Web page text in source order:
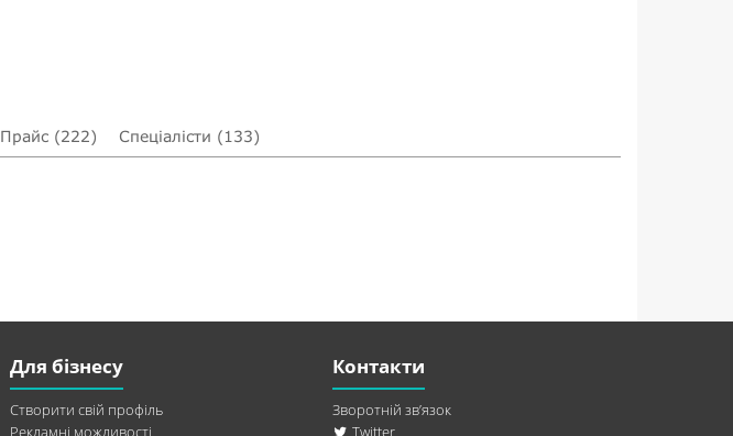
Прайс (222) Спеціалісти (133)
Для бізнесу
Створити свій профіль
Рекламні можливості
Контакти
Зворотній зв’язок
Twitter